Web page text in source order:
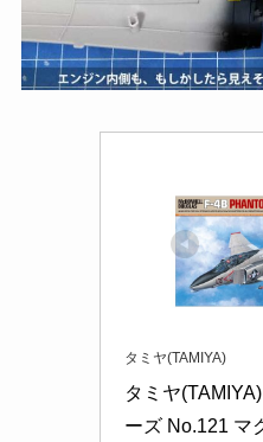
タミヤ(TAMIYA)
タミヤ
ーズ No.121 マ